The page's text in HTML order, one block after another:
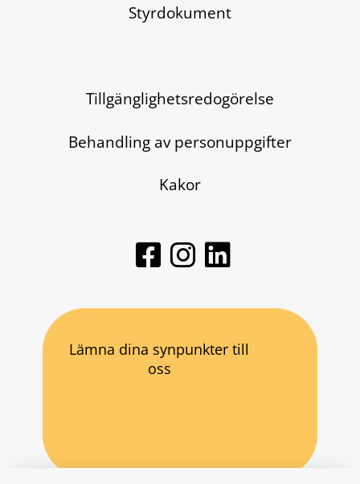
Styrdokument
Tillgänglighetsredogörelse
Behandling av personuppgifter
Kakor
Lämna dina synpunkter till
oss